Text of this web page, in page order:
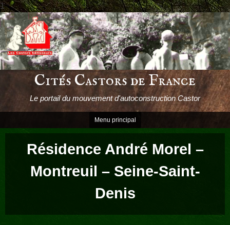
1
Passer
le
contenu
Cités Castors de France
Le portail du mouvement d'autoconstruction Castor
Menu principal
Résidence André Morel –
Montreuil – Seine-Saint-
Denis